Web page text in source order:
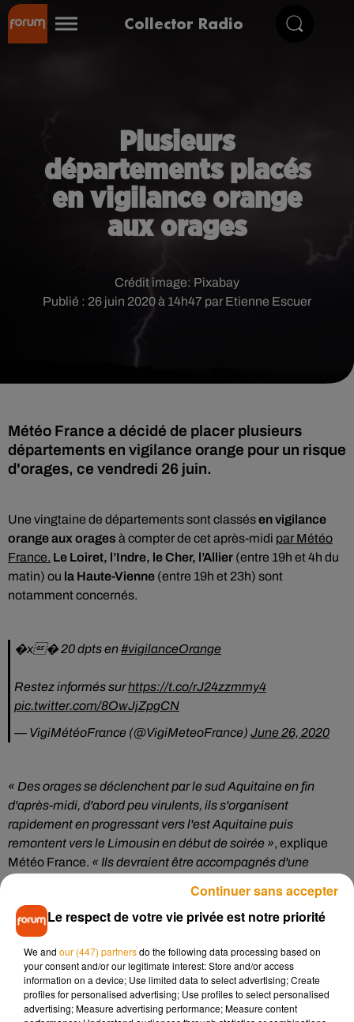
Collector Radio
Plusieurs
départements placés
en vigilance orange
aux orages
Publié : 26 juin 2020 à 14h47 par Etienne Escuer
Crédit image: Pixabay
Météo France a décidé de placer plusieurs
départements en vigilance orange pour un risque
d'orages, ce vendredi 26 juin.
Une vingtaine de départements sont classésen vigilance
orange aux orages à compter de cet après-midi par Météo
France. Le Loiret, l’Indre, le Cher, l’Allier (entre 19h et 4h du
matin) ou la Haute-Vienne (entre 19h et 23h) sont
notamment concernés.
�x� 20 dpts en#vigilanceOrange
Restez informés surhttps://t.co/rJ24zzmmy4
pic.twitter.com/8OwJjZpgCN
— VigiMétéoFrance (@VigiMeteoFrance) June 26, 2020
« Des orages se déclenchent par le sud Aquitaine en fin
d'après-midi, d'abord peu virulents, ils s'organisent
rapidement en progressant vers l'est Aquitaine puis
remontent vers le Limousin en début de soirée », explique
Météo France. « Ils devraient être accompagnés d'une
pouvant être marquées, et de rafales de vent pouvant
atteindre 90/100 km/h, localement 110/120 km/h. De fortes
précipitations associées à ces orages sont aussi attendues,
avec des intensités pouvant atteindre 30 à 50 mm par heure ;
les orages sont cependant assez mobiles. »
Le respect de votre vie privée est notre priorité
We and our (447) partnersdo the following data processing based on
your consent and/or our legitimate interest: Store and/or access
information on a device; Use limited data to select advertising; Create
profiles for personalised advertising; Use profiles to select personalised
advertising; Measure advertising performance; Measure content
Continuer sans accepter